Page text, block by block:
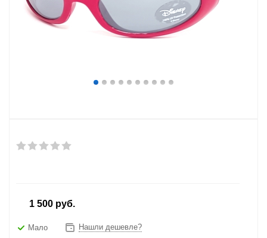
1 500 руб.
Мало Нашли дешевле?